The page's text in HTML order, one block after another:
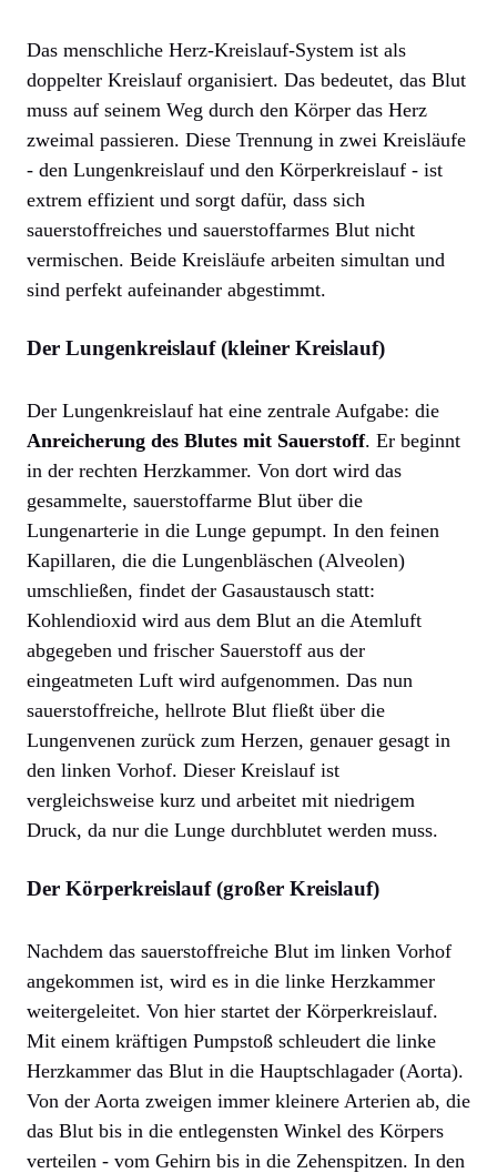
Das menschliche Herz-Kreislauf-System ist als
doppelter Kreislauf organisiert. Das bedeutet, das Blut
muss auf seinem Weg durch den Körper das Herz
zweimal passieren. Diese Trennung in zwei Kreisläufe
- den Lungenkreislauf und den Körperkreislauf - ist
extrem effizient und sorgt dafür, dass sich
sauerstoffreiches und sauerstoffarmes Blut nicht
vermischen. Beide Kreisläufe arbeiten simultan und
sind perfekt aufeinander abgestimmt.
Der Lungenkreislauf (kleiner Kreislauf)
Der Lungenkreislauf hat eine zentrale Aufgabe: die
Anreicherung des Blutes mit Sauerstoff. Er beginnt
in der rechten Herzkammer. Von dort wird das
gesammelte, sauerstoffarme Blut über die
Lungenarterie in die Lunge gepumpt. In den feinen
Kapillaren, die die Lungenbläschen (Alveolen)
umschließen, findet der Gasaustausch statt:
Kohlendioxid wird aus dem Blut an die Atemluft
abgegeben und frischer Sauerstoff aus der
eingeatmeten Luft wird aufgenommen. Das nun
sauerstoffreiche, hellrote Blut fließt über die
Lungenvenen zurück zum Herzen, genauer gesagt in
den linken Vorhof. Dieser Kreislauf ist
vergleichsweise kurz und arbeitet mit niedrigem
Druck, da nur die Lunge durchblutet werden muss.
Der Körperkreislauf (großer Kreislauf)
Nachdem das sauerstoffreiche Blut im linken Vorhof
angekommen ist, wird es in die linke Herzkammer
weitergeleitet. Von hier startet der Körperkreislauf.
Mit einem kräftigen Pumpstoß schleudert die linke
Herzkammer das Blut in die Hauptschlagader (Aorta).
Von der Aorta zweigen immer kleinere Arterien ab, die
das Blut bis in die entlegensten Winkel des Körpers
verteilen - vom Gehirn bis in die Zehenspitzen. In den